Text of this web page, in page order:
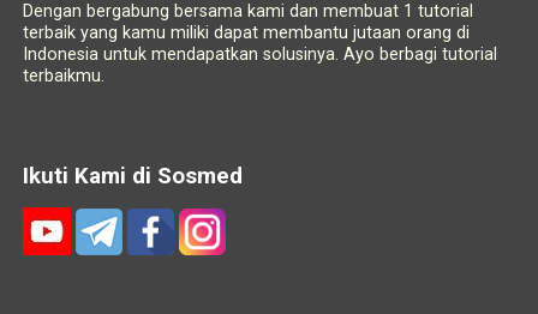
Dengan bergabung bersama kami dan membuat 1 tutorial
terbaik yang kamu miliki dapat membantu jutaan orang di
Indonesia untuk mendapatkan solusinya. Ayo berbagi tutorial
terbaikmu.
Ikuti Kami di Sosmed